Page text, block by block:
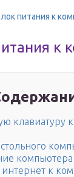
питания к
к
клавиатуру
к